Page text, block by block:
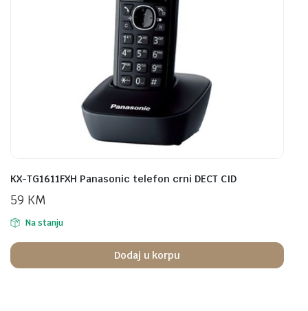
KX-TG1611FXH Panasonic telefon crni DECT CID
59 KM
Na stanju
Dodaj u korpu